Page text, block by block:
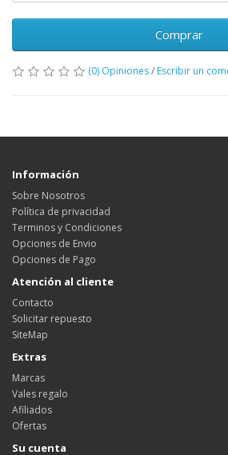
Comprar
(0) Opiniones/ Escribir un
Información
Sobre Nosotros
Política de privacidad
Terminos y Condiciones
Opciones de Envio
Opciones de Pago
Atención al cliente
Contacto
Solicitar repuesto
SiteMap
Extras
Marcas
Vales regalo
Afiliados
Ofertas
Su cuenta